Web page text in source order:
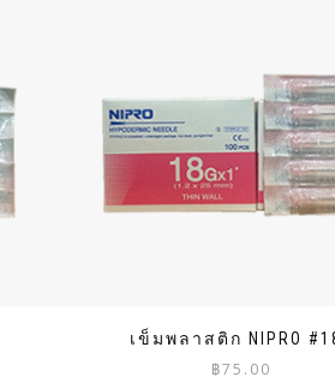
เข็มพลาสติก NIPRO
฿75.00